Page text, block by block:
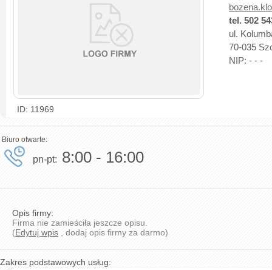
ID: 11969
tel. 502
ul.
70-035
NIP: - - -
Biuro otwarte:
pn-pt: 8:00 - 16:00
Opis firmy:
Firma nie zamieściła jeszcze opisu.
(Edytuj wpis , dodaj opis firmy za darmo)
Zakres podstawowych usług: